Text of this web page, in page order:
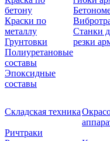
бетону
Краски по
металлу
Грунтовки
Полиуретановые
составы
Эпоксидные
составы
Станки
резки
Складская техника
Ричтраки